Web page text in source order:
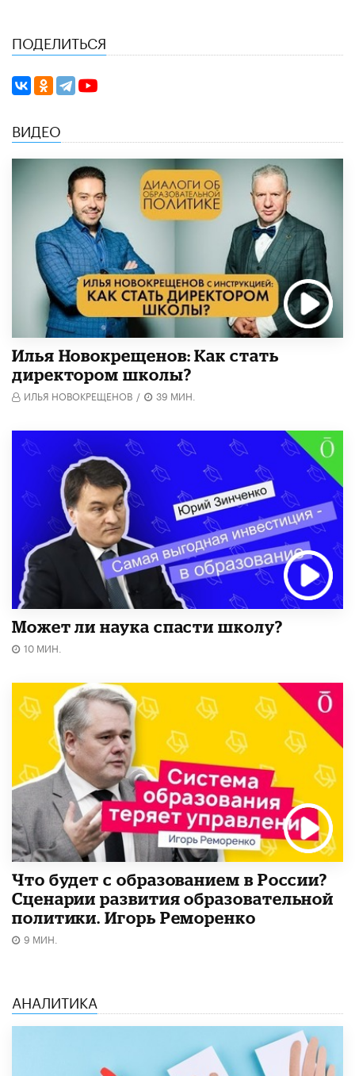
ПОДЕЛИТЬСЯ
ВИДЕО
​Илья Новокрещенов: Как стать
директором школы?
ИЛЬЯ НОВОКРЕЩЕНОВ / 39 МИН.
Может ли наука спасти школу?
10 МИН.
Что будет с образованием в России?
Сценарии развития образовательной
политики. Игорь Реморенко
9 МИН.
АНАЛИТИКА